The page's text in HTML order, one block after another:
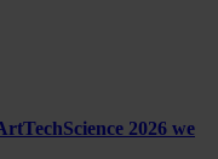
2026 we